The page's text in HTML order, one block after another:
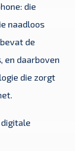
die
naadloos
de
en daarboven
die zorgt
digitale